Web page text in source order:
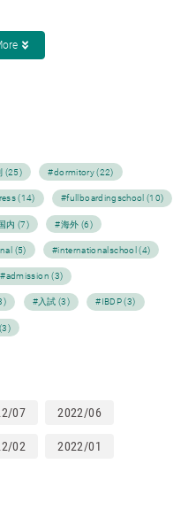
(25) #dormitory (22)
(14) #fullboardingschool (10)
内 (7) #海外 (6)
(5) #internationalschool (4)
#admission (3)
#入試 (3) #IBDP (3)
07 2022/06
02 2022/01